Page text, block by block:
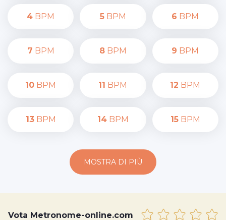
4 BPM 5BPM 6 BPM
7 BPM 8BPM 9 BPM
10 BPM 11 BPM 12 BPM
13BPM 14BPM 15BPM
MOSTRA DI PIÙ
Vota Metronome-online.com